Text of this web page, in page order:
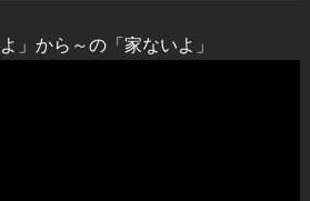
から～の「家ないよ」